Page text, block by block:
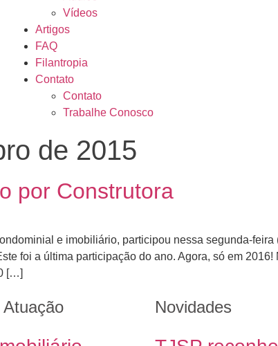
Vídeos
Artigos
FAQ
Filantropia
Contato
Contato
Trabalhe Conosco
de 2015
por Construtora
e imobiliário, participou nessa segunda-
foi a última participação do ano. Agora, só em
[…]
Novidades